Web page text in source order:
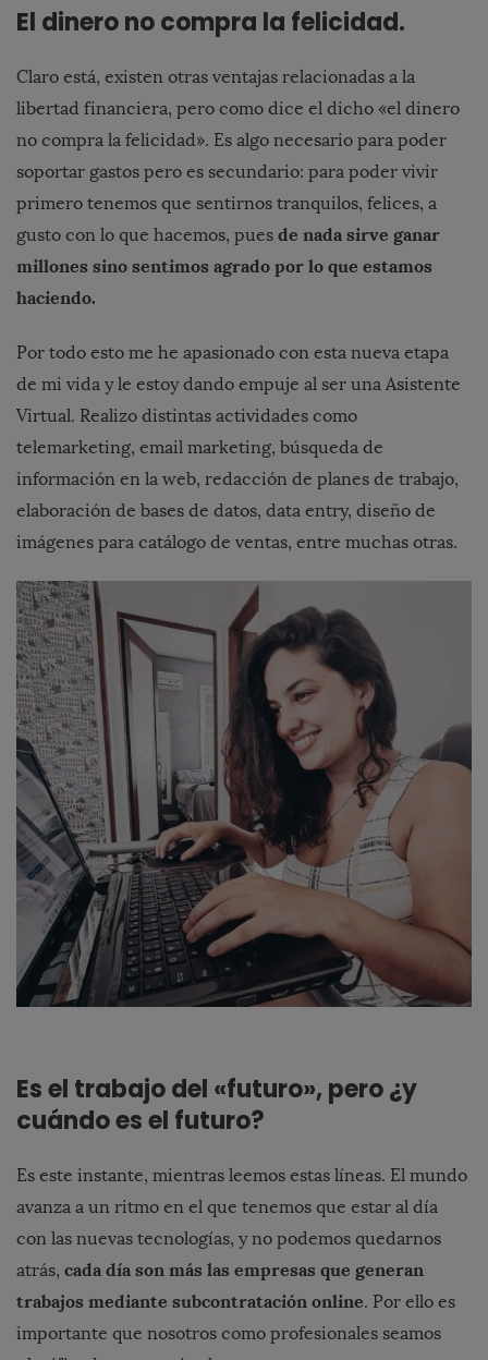
El dinero no compra la felicidad.
Claro está, existen otras ventajas relacionadas a la
libertad financiera, pero como dice el dicho «el dinero
no compra la felicidad». Es algo necesario para poder
soportar gastos pero es secundario: para poder vivir
primero tenemos que sentirnos tranquilos, felices, a
gusto con lo que hacemos, pues de nada sirve ganar
millones sino sentimos agrado por lo que estamos
haciendo.
Por todo esto me he apasionado con esta nueva etapa
de mi vida y le estoy dando empuje al ser una Asistente
Virtual. Realizo distintas actividades como
telemarketing, email marketing, búsqueda de
información en la web, redacción de planes de trabajo,
elaboración de bases de datos, data entry, diseño de
imágenes para catálogo de ventas, entre muchas otras.
Es el trabajo del «futuro», pero ¿y
cuándo es el futuro?
Es este instante, mientras leemos estas líneas. El mundo
avanza a un ritmo en el que tenemos que estar al día
con las nuevas tecnologías, y no podemos quedarnos
atrás, cada día son más las empresas que generan
trabajos mediante subcontratación online. Por ello es
importante que nosotros como profesionales seamos